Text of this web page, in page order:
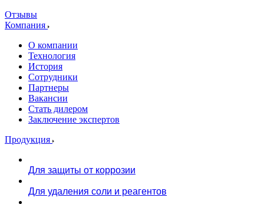
Отзывы
Компания
О компании
Технология
История
Сотрудники
Партнеры
Вакансии
Стать дилером
Заключение экспертов
Продукция
Для защиты от коррозии
Для удаления соли и реагентов